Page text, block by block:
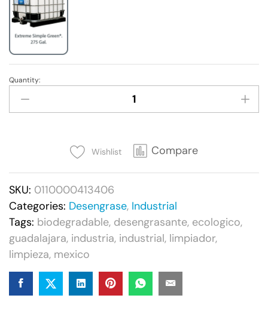
Extreme
Simple
Green®
Quantity:
Wishlist Compare
SKU: 0110000413406
Categories: Desengrase, Industrial
Tags: biodegradable, desengrasante, ecologico,
guadalajara, industria, industrial, limpiador,
limpieza, mexico